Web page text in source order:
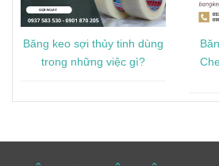
Băng keo sợi thủy tinh dùng
trong những việc gì?